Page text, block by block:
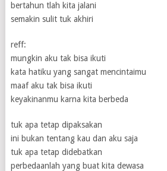
bertahun tlah kita jalani
semakin sulit tuk akhiri
reff:
mungkin aku tak bisa ikuti
kata hatiku yang sangat mencintaimu
maaf aku tak bisa ikuti
keyakinanmu karna kita berbeda
tuk apa tetap dipaksakan
ini bukan tentang kau dan aku saja
tuk apa tetap didebatkan
perbedaanlah yang buat kita dewasa